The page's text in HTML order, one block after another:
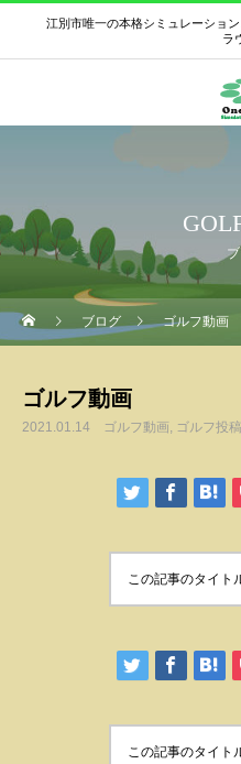
江別市唯一の本格シミュレーショ
ラ
ブログ ゴルフ動画
ゴルフ動画
2021.01.14 ゴルフ動画 ゴルフ投稿
この記事のタイト
この記事のタイト